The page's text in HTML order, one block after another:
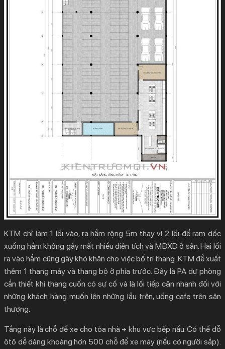
KTM chỉ làm 1 lối vào, ra hầm rộng 5m thay vì 2 lối để ram dốc
xuống hầm không gây mất nhiều diện tích và MĐXD ở sân. Hai lối
ra vào hầm cũng gây khó khăn cho việc bố trí thang. KTM đề xuất
thêm 1 thang máy và thang bộ ở phía trước. Đây là PA dự phòng
cần thiết khi thang cuốn có sự cố và là lối tiếp cận nhanh đối với
những khách hàng muốn lên những lầu trên, uống cafe trên sân
thượng.
Tầng này là chỗ để xe cho tòa nhà + khu vực bếp nấu. Có thể đỗ
ôtô dễ dàng khoảng hơn 500 chỗ để xe máy (nếu có người sắp).